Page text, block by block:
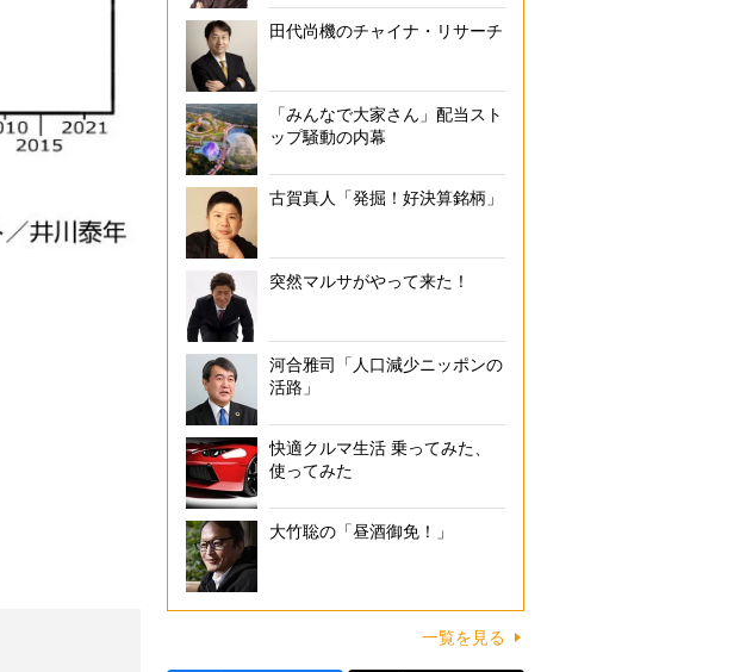
田代尚機のチャイナ・リサーチ
「みんなで大家さん」配当スト
ップ騒動の内幕
古賀真人「発掘！好決算銘柄」
突然マルサがやって来た！
河合雅司「人口減少ニッポンの
活路」
快適クルマ生活 乗ってみた、
使ってみた
大竹聡の「昼酒御免！」
一覧を見る